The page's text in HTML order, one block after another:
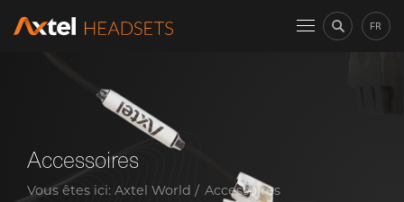
FR
Accessoires
Vous êtes ici: Axtel World Accessoires